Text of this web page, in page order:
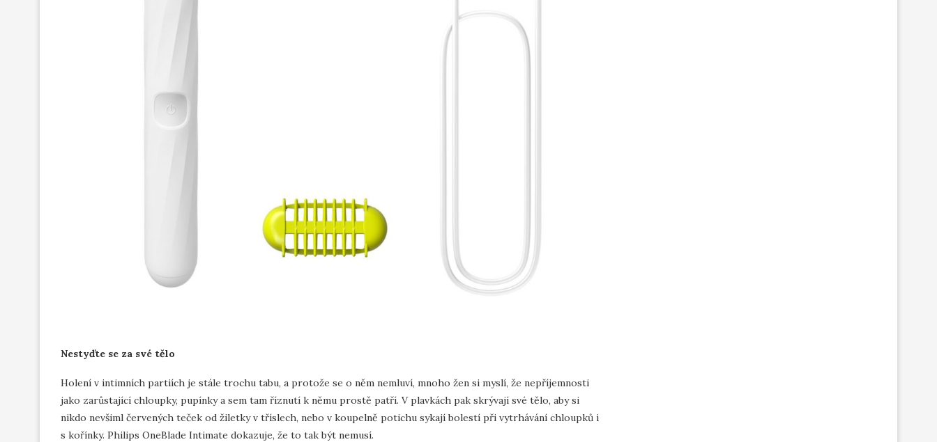
Nestyďte se za své tělo
Holení v intimních partiích je stále trochu tabu, a protože se o něm nemluví, mnoho žen si myslí, že nepříjemnosti
jako zarůstající chloupky, pupínky a sem tam říznutí k němu prostě patří. V plavkách pak skrývají své tělo, aby si
nikdo nevšiml červených teček od žiletky v tříslech, nebo v koupelně potichu sykají bolestí při vytrhávání chloupků i
s kořínky. Philips OneBlade Intimate dokazuje, že to tak být nemusí.